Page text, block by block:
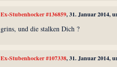
Ex-Stubenhocker #136859, 31. Januar 2014,
grins, und die stalken Dich ?
Ex-Stubenhocker #107338, 31. Januar 2014,